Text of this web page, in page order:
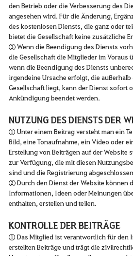
den Betrieb oder die Verbesserung des
angesehen wird. Für die Änderung,
des kostenlosen Diensts, die ganz oder
bietet die Gesellschaft keine zusätzliche
③ Wenn die Beendigung des Diensts
die Gesellschaft die Mitglieder im Voraus
wenn die Beendigung des Diensts
irgendeine Ursache erfolgt, die außerhalb
Gesellschaft liegt, kann der Dienst sofort
Ankündigung beendet werden.
NUTZUNG DES DIENSTS DER
① Unter einem Beitrag versteht man ein
Bild, eine Tonaufnahme, ein Video oder
Erstellung von Beiträgen auf der Website
zur Verfügung, die mit diesen
sind und die Registrierung
② Durch den Dienst der Website können
Informationen, Ideen oder Meinungen
enthalten, erstellen und teilen.
KONTROLLE DER BEITRÄGE
① Das Mitglied ist verantwortlich für den
erstellten Beiträge und trägt die